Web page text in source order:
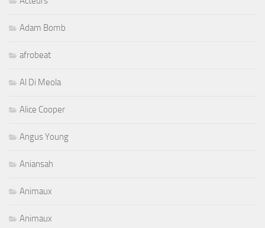
Adam Bomb
afrobeat
Al Di Meola
Alice Cooper
Angus Young
Aniansah
Animaux
Animaux